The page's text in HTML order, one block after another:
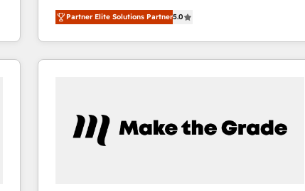
Trainers across the team ★ 1,500+ implementations
across five continents ★ AI-First, RevOps-led,
Onboarding obsessed ★ Company of the Year
2024/25 INSIDEA helps growing companies turn
your time zone. What we do ➤ Onboarding: Live in
weeks, with workflows built around your business,
Partner Elite Solutions Partner5.0